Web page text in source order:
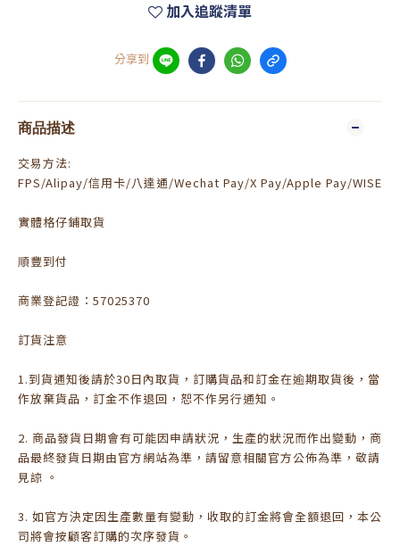
加入追蹤清單
分享到
商品描述
交易方法:
FPS/Alipay/信用卡/八達通/Wechat Pay/X Pay/Apple Pay/WISE
實體格仔鋪取貨
順豐到付
商業登記證：57025370
訂貨注意
1.到貨通知後請於30日內取貨，訂購貨品和訂金在逾期取貨後，當
作放棄貨品，訂金不作退回，恕不作另行通知。
2. 商品發貨日期會有可能因申請狀況，生產的狀況而作出變動，商
品最終發貨日期由官方網站為準，請留意相關官方公佈為準，敬請
見諒 。
3. 如官方決定因生產數量有變動，收取的訂金將會全額退回，本公
司將會按顧客訂購的次序發貨。